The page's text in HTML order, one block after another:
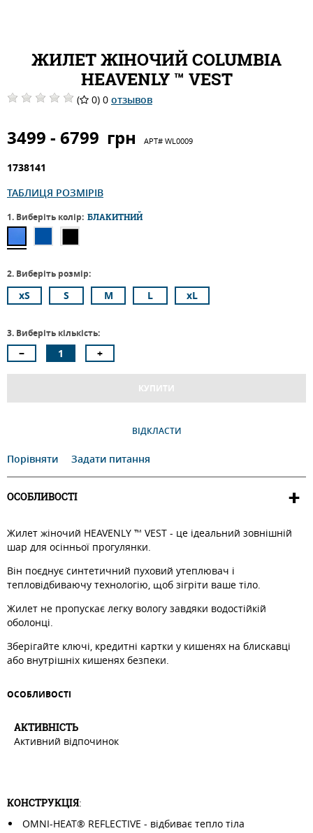
ЖИЛЕТ ЖІНОЧИЙ COLUMBIA
HEAVENLY ™ VEST
( 0) 0 отзывов
3499 - 6799 грн АРТ# WL0009
1738141
ТАБЛИЦЯ РОЗМІРІВ
1. Виберіть колір: БЛАКИТНИЙ
2. Виберіть розмір:
xS S M L xL
3. Виберіть кількість:
КУПИТИ
ВІДКЛАСТИ
Порівняти Задати питання
ОСОБЛИВОСТІ
Жилет жіночий HEAVENLY ™ VEST - це ідеальний зовнішній
шар для осінньої прогулянки.
Він поєднує синтетичний пуховий утеплювач і
тепловідбиваючу технологію, щоб зігріти ваше тіло.
Жилет не пропускає легку вологу завдяки водостійкій
оболонці.
Зберігайте ключі, кредитні картки у кишенях на блискавці
або внутрішніх кишенях безпеки.
ОСОБЛИВОСТI
АКТИВНIСТЬ
Активний відпочинок
КОНСТРУКЦІЯ:
OMNI-HEAT® REFLECTIVE - відбиває тепло тіла